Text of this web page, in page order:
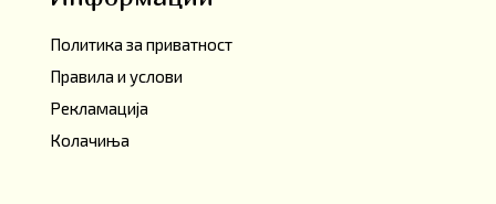
Политика за приватност
Правила и услови
Рекламација
Колачиња